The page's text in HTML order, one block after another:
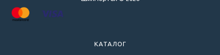
КАТАЛОГ